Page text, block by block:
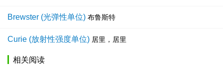
Brewster (光弹性单位) 布鲁斯特
Curie (放射性强度单位) 居里，居里
相关阅读